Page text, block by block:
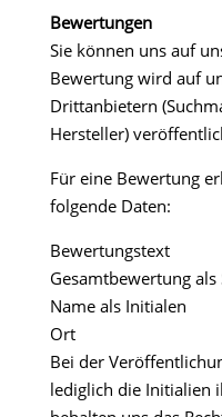
Bewertungen
Sie können uns auf
Bewertung wird auf
Drittanbietern
Hersteller)
Für eine Bewertung
folgende Daten:
Bewertungstext
Gesamtbewertung
Name als Initialen
Ort
Bei der
lediglich die Initialien